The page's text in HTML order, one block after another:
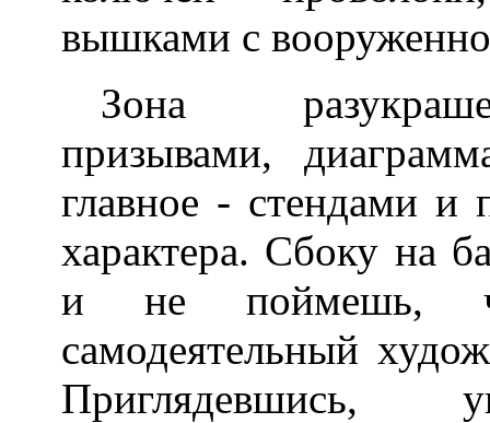
вышками с
Зона
призывами,
главное - стендами и
характера. Сбоку на
и не поймешь,
самодеятельный
Приглядевшись,